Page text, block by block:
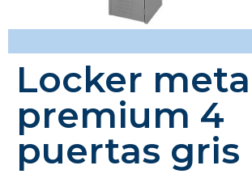
Locker
premium 4
puertas gris